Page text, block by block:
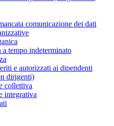
comunicazione dei dati
a tempo indeterminato
e autorizzati ai dipendenti
dirigenti)
collettiva
integrativa